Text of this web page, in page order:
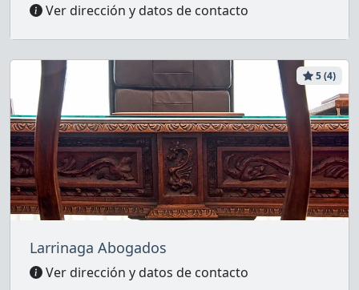
Ver dirección y datos de contacto
5 (4)
Larrinaga Abogados
Ver dirección y datos de contacto